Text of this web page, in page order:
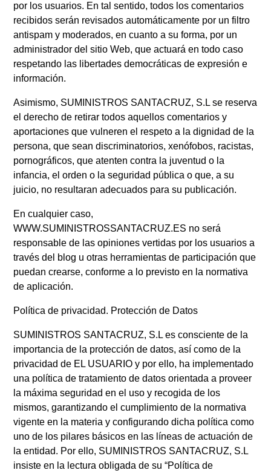
por los usuarios. En tal sentido, todos los comentarios
recibidos serán revisados automáticamente por un filtro
antispam y moderados, en cuanto a su forma, por un
administrador del sitio Web, que actuará en todo caso
respetando las libertades democráticas de expresión e
información.
Asimismo, SUMINISTROS SANTACRUZ, S.L se reserva
el derecho de retirar todos aquellos comentarios y
aportaciones que vulneren el respeto a la dignidad de la
persona, que sean discriminatorios, xenófobos, racistas,
pornográficos, que atenten contra la juventud o la
infancia, el orden o la seguridad pública o que, a su
juicio, no resultaran adecuados para su publicación.
En cualquier caso,
WWW.SUMINISTROSSANTACRUZ.ES no será
responsable de las opiniones vertidas por los usuarios a
través del blog u otras herramientas de participación que
puedan crearse, conforme a lo previsto en la normativa
de aplicación.
Política de privacidad. Protección de Datos
SUMINISTROS SANTACRUZ, S.L es consciente de la
importancia de la protección de datos, así como de la
privacidad de EL USUARIO y por ello, ha implementado
una política de tratamiento de datos orientada a proveer
la máxima seguridad en el uso y recogida de los
mismos, garantizando el cumplimiento de la normativa
vigente en la materia y configurando dicha política como
uno de los pilares básicos en las líneas de actuación de
la entidad. Por ello, SUMINISTROS SANTACRUZ, S.L
insiste en la lectura obligada de su “Política de